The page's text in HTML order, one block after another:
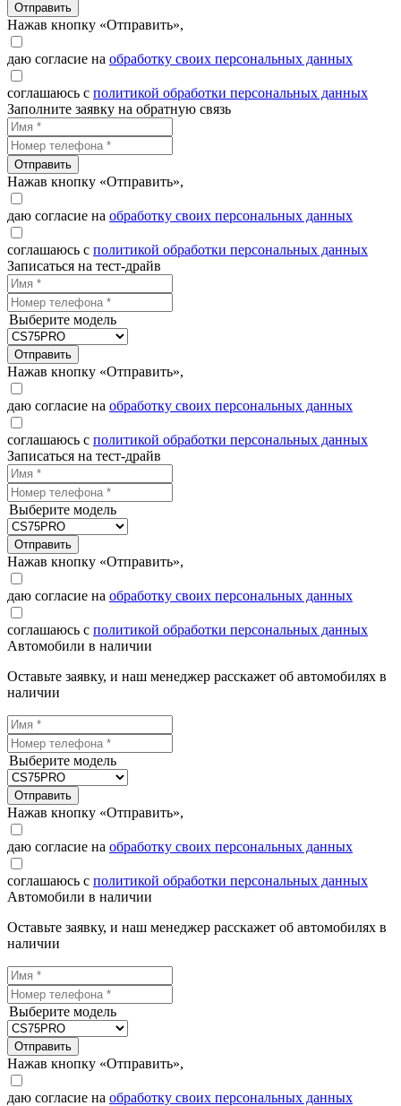
Отправить
Нажав кнопку «Отправить»,
даю согласие на обработку своих персональных данных
соглашаюсь с политикой обработки персональных данных
Заполните заявку на обратную связь
Отправить
Нажав кнопку «Отправить»,
даю согласие на обработку своих персональных данных
соглашаюсь с политикой обработки персональных данных
Записаться на тест-драйв
Выберите модель
Отправить
Нажав кнопку «Отправить»,
даю согласие на обработку своих персональных данных
соглашаюсь с политикой обработки персональных данных
Записаться на тест-драйв
Выберите модель
Отправить
Нажав кнопку «Отправить»,
даю согласие на обработку своих персональных данных
соглашаюсь с политикой обработки персональных данных
Автомобили в наличии
Оставьте заявку, и наш менеджер расскажет об автомобилях в
наличии
Выберите модель
Отправить
Нажав кнопку «Отправить»,
даю согласие на обработку своих персональных данных
соглашаюсь с политикой обработки персональных данных
Автомобили в наличии
Оставьте заявку, и наш менеджер расскажет об автомобилях в
наличии
Выберите модель
Отправить
Нажав кнопку «Отправить»,
даю согласие на обработку своих персональных данных